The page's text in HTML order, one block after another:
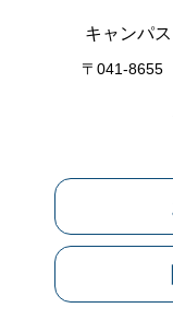
キャンパ
〒041-8655